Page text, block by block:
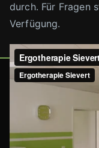
durch. Für Fragen
Verfügung.
Copyright ©
implementation by
4.3.0 Stand